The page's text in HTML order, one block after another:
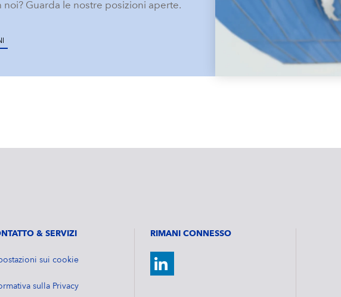
noi? Guarda le nostre posizioni aperte.
& SERVIZI
sui cookie
sulla Privacy
RIMANI CONNESSO